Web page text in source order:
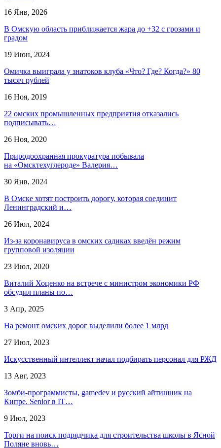
16 Янв, 2026
В Омскую область приближается жара до +32 с грозами и
градом
19 Июн, 2024
Омичка выиграла у знатоков клуба «Что? Где? Когда?» 80
тысяч рублей
16 Ноя, 2019
22 омских промышленных предприятия отказались
подписывать…
26 Ноя, 2020
Природоохранная прокуратура побывала
на «Омсктехуглероде» Валерия…
30 Янв, 2024
В Омске хотят построить дорогу, которая соединит
Ленинградский и…
26 Июл, 2024
Из-за коронавируса в омских садиках введён режим
групповой изоляции
23 Июл, 2020
Виталий Хоценко на встрече с министром экономики РФ
обсудил планы по…
3 Апр, 2025
На ремонт омских дорог выделили более 1 млрд
27 Июл, 2023
Искусственный интеллект начал подбирать персонал для РЖД
13 Авг, 2023
Зомби-программисты, gamedev и русский айтишник на
Кипре. Senior в IT…
9 Июл, 2023
Торги на поиск подрядчика для строительства школы в Ясной
Поляне вновь…